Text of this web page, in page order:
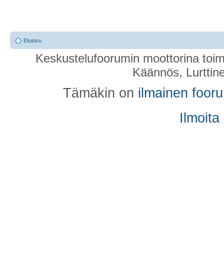
Etusivu
Keskustelufoorumin moottorina
Käännös,
Tämäkin on ilmainen